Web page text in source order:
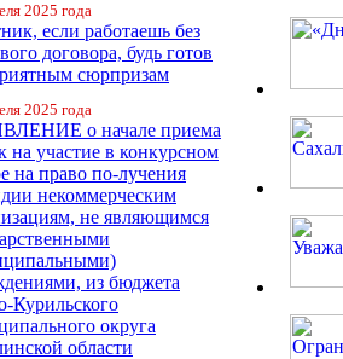
2025 года
если работаешь без
договора, будь готов
сюрпризам
2025 года
о начале приема
на участие в конкурсном
на право по-лучения
некоммерческим
не являющимся
из бюджета
округа
области